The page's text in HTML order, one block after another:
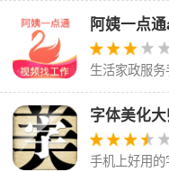
阿姨一点
生活家政服务
字体美化
手机上好用的